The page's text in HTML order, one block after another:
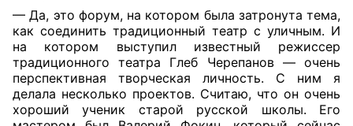
— Да, это форум, на котором была затронута тема,
как соединить традиционный театр с уличным. И
на котором выступил известный режиссер
традиционного театра Глеб Черепанов — очень
перспективная творческая личность. С ним я
делала несколько проектов. Считаю, что он очень
хороший ученик старой русской школы. Его